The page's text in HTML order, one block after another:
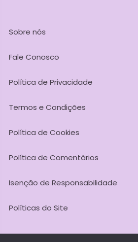
Sobre nós
Fale Conosco
Política de Privacidade
Termos e Condições
Política de Cookies
Política de Comentários
Isenção de Responsabilidade
Políticas do Site